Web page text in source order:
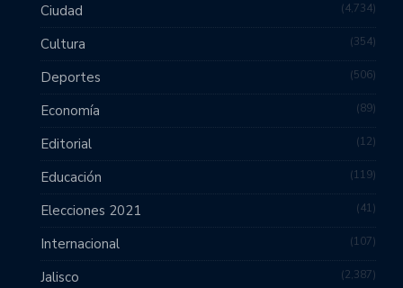
Ciudad 4,734
Cultura 354
Deportes 506
Economía 89
Editorial 12
Educación 119
Elecciones 2021 41
Internacional 107
Jalisco 2,387